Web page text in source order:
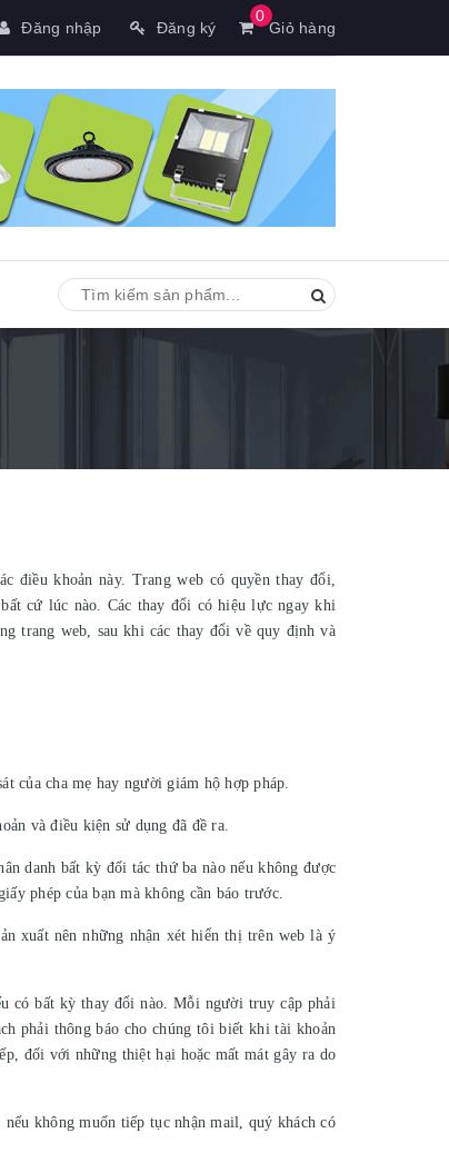
0
Giỏ hàng
Đăng nhập Đăng ký
điều khoản này. Trang web có quyền thay đổi,
cứ lúc nào. Các thay đổi có hiệu lực ngay khi
trang web, sau khi các thay đổi về quy định và
của cha mẹ hay người giám hộ hợp pháp.
và điều kiện sử dụng đã đề ra.
danh bất kỳ đối tác thứ ba nào nếu không được
phép của bạn mà không cần báo trước.
xuất nên những nhận xét hiển thị trên web là ý
có bất kỳ thay đổi nào. Mỗi người truy cập phải
phải thông báo cho chúng tôi biết khi tài khoản
đối với những thiệt hại hoặc mất mát gây ra do
không muốn tiếp tục nhận mail, quý khách có